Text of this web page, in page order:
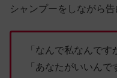
シャンプーをしながら告
「なんで私なんです
「あなたがいいん